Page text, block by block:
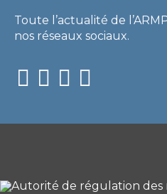
Toute l’actualité de
nos réseaux sociaux.